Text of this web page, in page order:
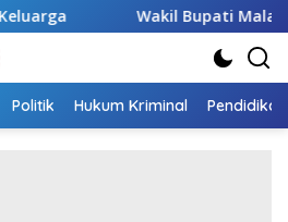
Wakil Bupati Malaka HMS Tinjau
Politik Hukum Kriminal Pendidikan